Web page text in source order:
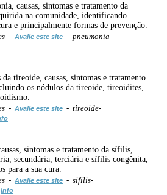
causas, sintomas e tratamento da
na comunidade, identificando
e principalmente formas de prevenção.
- Avalie este site - pneumonia-
da tireoide, causas, sintomas e tratamento
os nódulos da tireoide, tireoidites,
- Avalie este site - tireoide-
sintomas e tratamento da sífilis,
secundária, terciária e sífilis congênita,
para a sua cura.
- Avalie este site - sifilis-
Info